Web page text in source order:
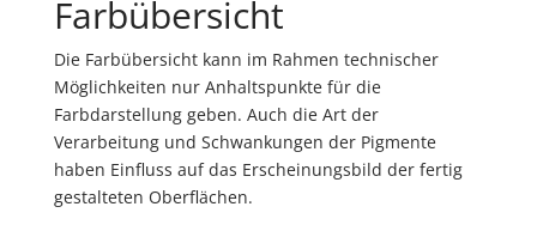
Farbübersicht
Die Farbübersicht kann im Rahmen technischer
Möglichkeiten nur Anhaltspunkte für die
Farbdarstellung geben. Auch die Art der
Verarbeitung und Schwankungen der Pigmente
haben Einfluss auf das Erscheinungsbild der fertig
gestalteten Oberflächen.